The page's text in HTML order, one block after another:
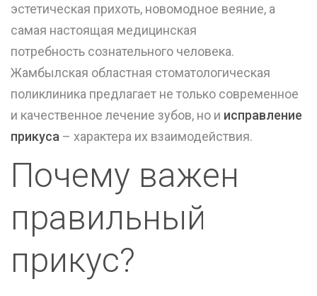
эстетическая прихоть, новомодное веяние, а
самая настоящая медицинская
потребность сознательного человека.
Жамбылская областная стоматологическая
поликлиника предлагает не только современное
и качественное лечение зубов, но и исправление
прикуса – характера их взаимодействия.
Почему важен
правильный
прикус?